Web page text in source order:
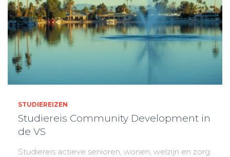
STUDIEREIZEN
Studiereis Community Development in
de VS
Studiereis actieve senioren, wonen, welzijn en zorg: